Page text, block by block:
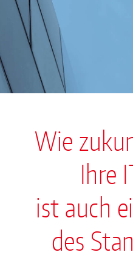
Wie
Ihre
ist auch
des